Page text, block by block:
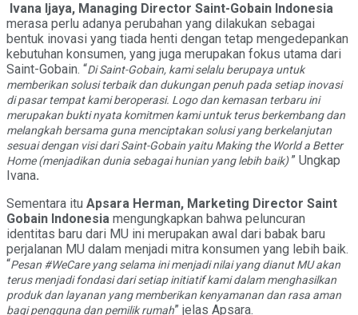
Ivana Ijaya, Managing Director Saint-Gobain Indonesia
merasa perlu adanya perubahan yang dilakukan sebagai
bentuk inovasi yang tiada henti dengan tetap mengedepankan
kebutuhan konsumen, yang juga merupakan fokus utama dari
Saint-Gobain. “Di Saint-Gobain, kami selalu berupaya untuk
memberikan solusi terbaik dan dukungan penuh pada setiap inovasi
di pasar tempat kami beroperasi. Logo dan kemasan terbaru ini
merupakan bukti nyata komitmen kami untuk terus berkembang dan
melangkah bersama guna menciptakan solusi yang berkelanjutan
sesuai dengan visi dari Saint-Gobain yaitu Making the World a Better
Home (menjadikan dunia sebagai hunian yang lebih baik)” Ungkap
Ivana.
Sementara itu Apsara Herman, Marketing Director Saint
Gobain Indonesia mengungkapkan bahwa peluncuran
identitas baru dari MU ini merupakan awal dari babak baru
perjalanan MU dalam menjadi mitra konsumen yang lebih baik.
“Pesan #WeCare yang selama ini menjadi nilai yang dianut MU akan
terus menjadi fondasi dari setiap initiatif kami dalam menghasilkan
produk dan layanan yang memberikan kenyamanan dan rasa aman
bagi pengguna dan pemilik rumah” jelas Apsara.